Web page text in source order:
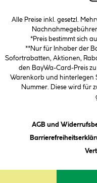
Alle Preise inkl. gesetzl.
*Preis bestimmt sich
**Nur für Inhaber der
Sofortrabatten, Aktionen,
den BayWa-Card-Preis
Warenkorb und hinterlegen
Nummer. Diese wird für
AGB und